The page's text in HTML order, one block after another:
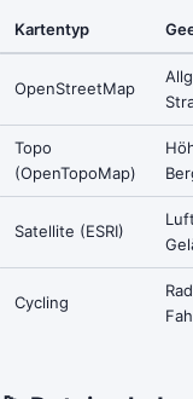
Kartentyp
OpenStreetMap
Topo
(OpenTopoMap)
Satellite (ESRI)
Cycling